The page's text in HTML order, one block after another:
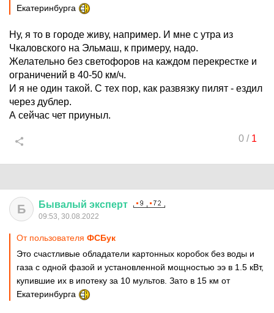
Екатеринбурга
Ну, я то в городе живу, например. И мне с утра из
Чкаловского на Эльмаш, к примеру, надо.
Желательно без светофоров на каждом перекрестке и
ограничений в 40-50 км/ч.
И я не один такой. С тех пор, как развязку пилят - ездил
через дублер.
А сейчас чет приуныл.
0/ 1
Б Бывалый эксперт
09:53, 30.08.2022
От пользователя ФСБук
Это счастливые обладатели картонных коробок без воды и
газа с одной фазой и установленной мощностью ээ в 1.5 кВт,
купившие их в ипотеку за 10 мультов. Зато в 15 км от
Екатеринбурга